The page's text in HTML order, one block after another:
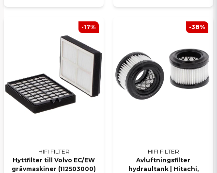
HIFI FILTER
Hyttfilter till Volvo EC/EW
grävmaskiner (112503000)
-17%
HIFI FILTER
Avluftningsfilter
hydraultank | Hitachi,
-38%